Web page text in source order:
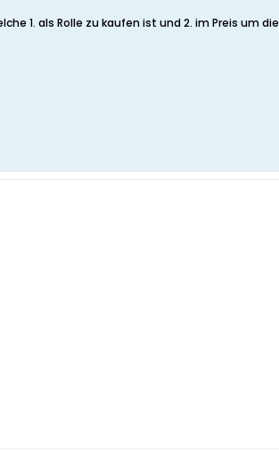
1. als Rolle zu kaufen ist und 2. im Preis um